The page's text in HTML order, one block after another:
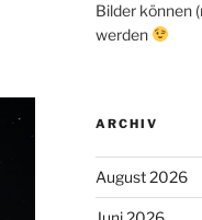
Bilder können
werden
ARCHIV
August 2026